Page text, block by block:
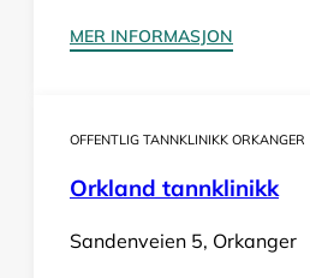
MER INFORMASJON
OFFENTLIG TANNKLINIKK ORKANGER
Orkland tannklinikk
Sandenveien 5, Orkanger